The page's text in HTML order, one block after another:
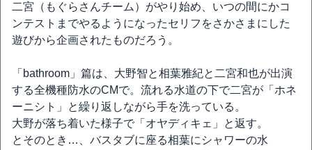
二宮（もぐらさんチーム）がやり始め、いつの間にかコ
ンテストまでやるようになったセリフをさかさまにした
遊びから企画されたものだろう。
「bathroom」篇は、大野智と相葉雅紀と二宮和也が出演
する全機種防水のCMで。流れる水道の下で二宮が「ホネ
ーニシト」と繰り返しながら手を洗っている。
大野が落ち着いた様子で「オヤディキェ」と返す。
とそのとき…、バスタブに座る相葉にシャワーの水